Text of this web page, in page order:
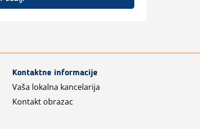
Kontaktne informacije
Vaša lokalna kancelarija
Kontakt obrazac